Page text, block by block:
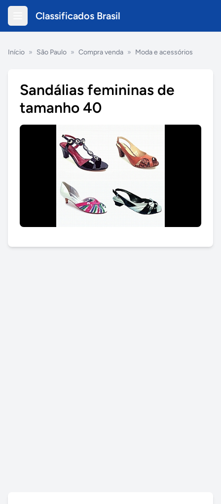
Classificados Brasil
Início » São Paulo » Compra venda » Moda e acessórios
Sandálias femininas de
tamanho 40